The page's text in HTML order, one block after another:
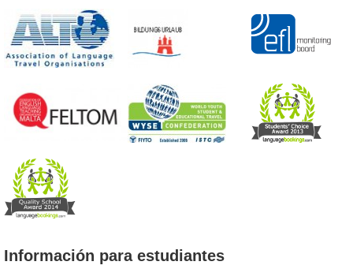
Información para estudiantes